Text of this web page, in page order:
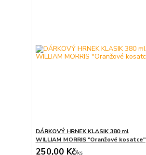
DÁRKOVÝ HRNEK KLASIK 380 ml
WILLIAM MORRIS "Oranžové kosatce"
250,00 Kč/ks